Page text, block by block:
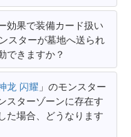
効果で装備カード扱い
スターが墓地へ送られ
できますか？
龙 闪耀 」のモンスター
スターゾーンに存在す
た場合、どうなります